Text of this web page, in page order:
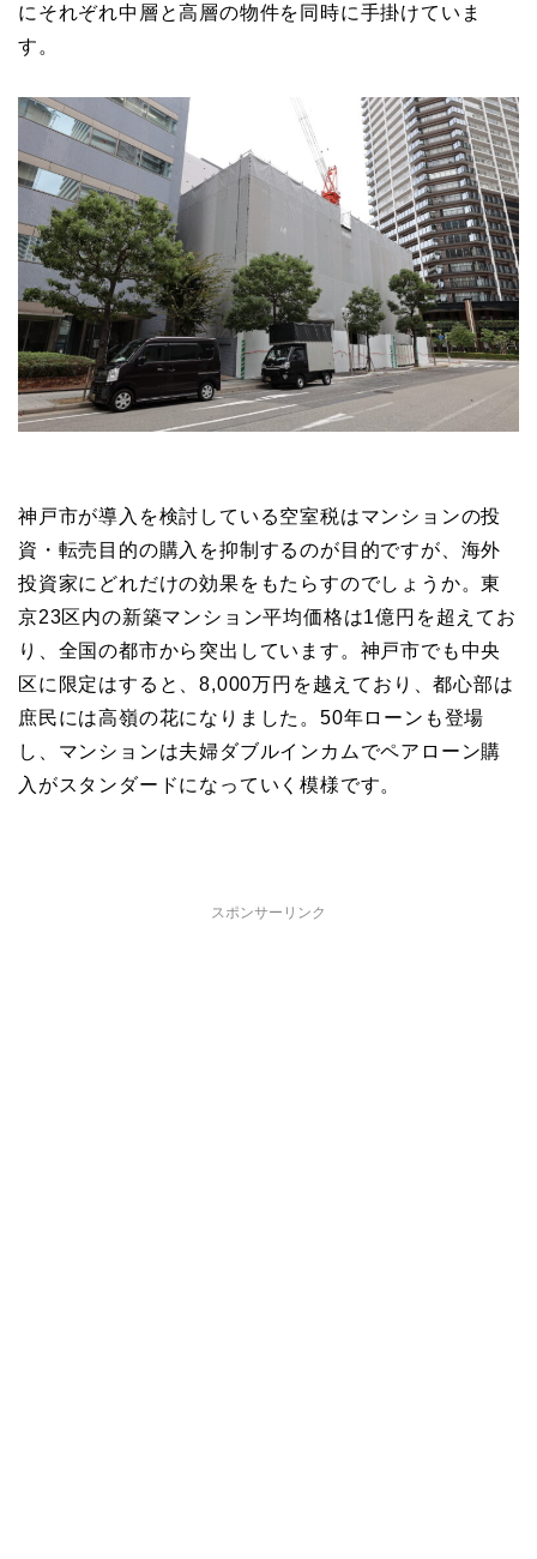
にそれぞれ中層と高層の物件を同時に手掛けていま
す。
神戸市が導入を検討している空室税はマンションの投
資・転売目的の購入を抑制するのが目的ですが、海外
投資家にどれだけの効果をもたらすのでしょうか。東
京23区内の新築マンション平均価格は1億円を超えてお
り、全国の都市から突出しています。神戸市でも中央
区に限定はすると、8,000万円を越えており、都心部は
庶民には高嶺の花になりました。50年ローンも登場
し、マンションは夫婦ダブルインカムでペアローン購
入がスタンダードになっていく模様です。
スポンサーリンク